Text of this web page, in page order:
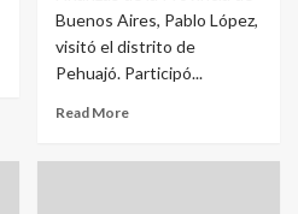
Buenos Aires, Pablo López,
visitó el distrito de
Pehuajó. Participó...
Read More